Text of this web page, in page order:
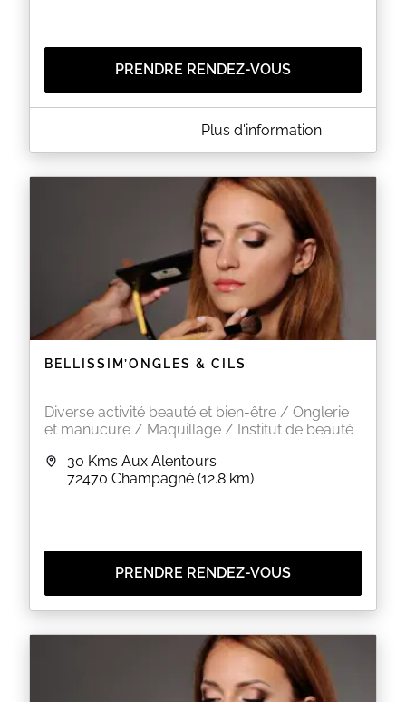
PRENDRE RENDEZ-VOUS
A PROPOS DE LES CISEAUX DE CÉLINE
coiffeuse depuis 20 ans en salon
EN SAVOIR PLUS
Plus d'information
BELLISSIM’ONGLES & CILS
Diverse activité beauté et bien-être / Onglerie
et manucure / Maquillage / Institut de beauté
30 Kms Aux Alentours
72470 Champagné (12.8 km)
PRENDRE RENDEZ-VOUS